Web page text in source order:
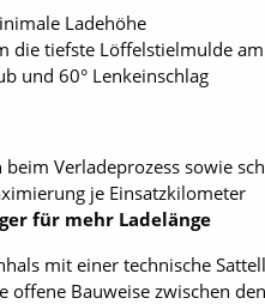
Ladehöhe
die tiefste Löffelstielmulde
und 60° Lenkeinschlag
Verladeprozess sowie
je Einsatzkilometer
für mehr Ladelänge
mit einer technische
offene Bauweise zwischen